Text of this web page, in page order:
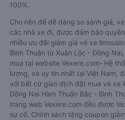
100%.
Cho nên để dễ dàng so sánh giá,
các nhà xe đi, được đảm bảo
nhiều ưu đãi giảm giá vé xe
Bình Thuận từ Xuân Lộc - Đồng
mua tại website Vexere.com- Hệ
lượng, và uy tín nhất tại Việt Nam,
với bất cứ giao dịch đặt mua vé xe
Đồng Nai Hàm Thuận Bắc - Bình
trang web Vexere.com đều được
sự cố. Chính sách tặng coupon